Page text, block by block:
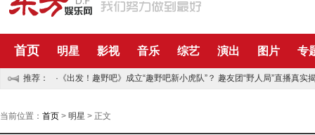
首页 明星 影视 音乐 综艺 演出 图片 专
推荐： · 《出发！趣野吧》成立“趣野吧新小虎队”？ 趣友团“野人局”直播真实
当前位置： 首页 > 明星 > 正文